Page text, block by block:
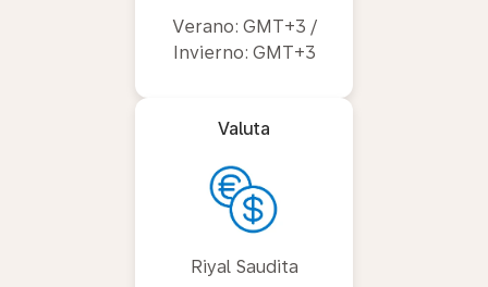
Verano: GMT+3 /
Invierno: GMT+3
Valuta
Riyal Saudita